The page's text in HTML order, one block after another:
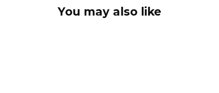
You may also like